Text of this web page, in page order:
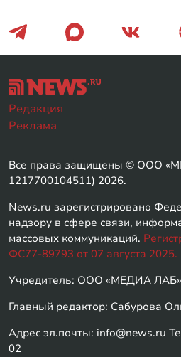
Редакция
Реклама
Все права защищены © ООО
1217700104511) 2026.
News.ru зарегистрировано
надзору в сфере связи,
массовых коммуникаций.
ФС77-89793 от 07 августа 2025.
Учредитель: ООО «МЕДИА ЛАБ»
Главный редактор: Сабурова
Адрес эл.почты: info@news.ru
02